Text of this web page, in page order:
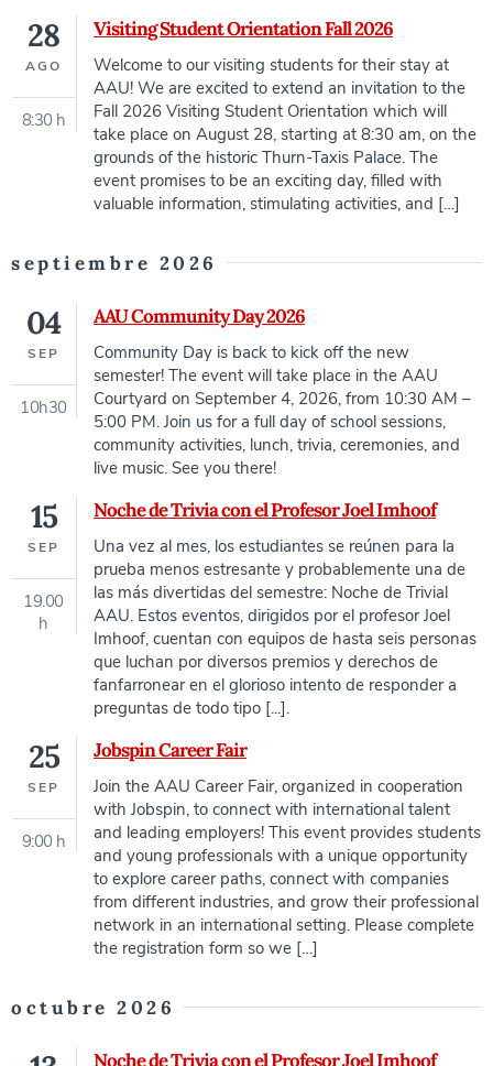
Visiting Student Orientation Fall 2026
28
AGO
8:30 h
Welcome to our visiting students for their stay at
AAU! We are excited to extend an invitation to the
Fall 2026 Visiting Student Orientation which will
take place on August 28, starting at 8:30 am, on the
grounds of the historic Thurn-Taxis Palace. The
event promises to be an exciting day, filled with
valuable information, stimulating activities, and […]
septiembre 2026
AAU Community Day 2026
04
SEP
10h30
Community Day is back to kick off the new
semester! The event will take place in the AAU
Courtyard on September 4, 2026, from 10:30 AM –
5:00 PM. Join us for a full day of school sessions,
community activities, lunch, trivia, ceremonies, and
live music. See you there!
Noche de Trivia con el Profesor Joel Imhoof
15
SEP
19.00
h
Una vez al mes, los estudiantes se reúnen para la
prueba menos estresante y probablemente una de
las más divertidas del semestre: Noche de Trivial
AAU. Estos eventos, dirigidos por el profesor Joel
Imhoof, cuentan con equipos de hasta seis personas
que luchan por diversos premios y derechos de
fanfarronear en el glorioso intento de responder a
preguntas de todo tipo [...].
Jobspin Career Fair
25
SEP
9:00 h
Join the AAU Career Fair, organized in cooperation
with Jobspin, to connect with international talent
and leading employers! This event provides students
and young professionals with a unique opportunity
to explore career paths, connect with companies
from different industries, and grow their professional
network in an international setting. Please complete
the registration form so we […]
octubre 2026
Noche de Trivia con el Profesor Joel Imhoof